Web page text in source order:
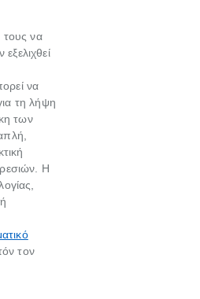
τους να
να
τη λήψη
των
Η
τον